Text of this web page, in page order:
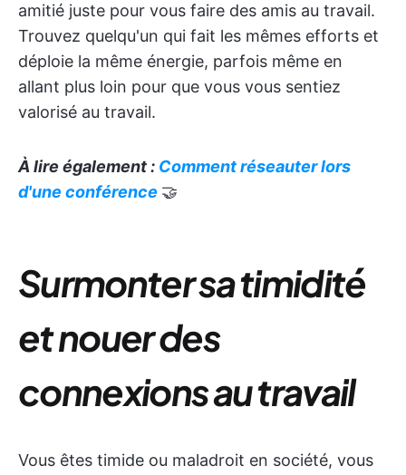
amitié juste pour vous faire des amis au travail.
Trouvez quelqu'un qui fait les mêmes efforts et
déploie la même énergie, parfois même en
allant plus loin pour que vous vous sentiez
valorisé au travail.
À lire également : Comment réseauter lors
d'une conférence 🤝
Surmonter sa timidité
et nouer des
connexions au travail
Vous êtes timide ou maladroit en société, vous